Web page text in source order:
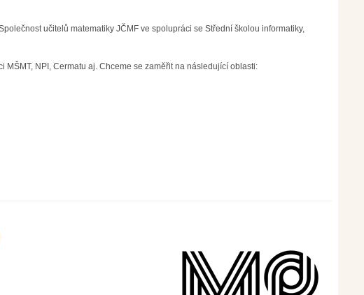
učitelů matematiky JČMF ve spolupráci se Střední školou informatiky,
NPI, Cermatu aj. Chceme se zaměřit na následující oblasti: